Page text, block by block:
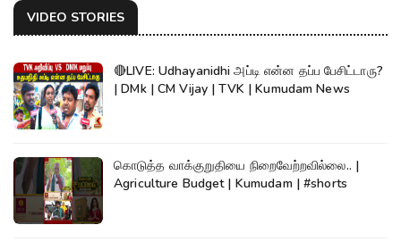
VIDEO STORIES
🔴LIVE: Udhayanidhi அப்டி என்ன தப்ப பேசிட்டாரு?
| DMk | CM Vijay | TVK | Kumudam News
கொடுத்த வாக்குறுதியை நிறைவேற்றவில்லை.. |
Agriculture Budget | Kumudam | #shorts